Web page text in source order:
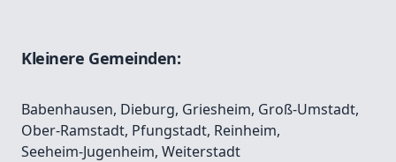
Kleinere Gemeinden:
Babenhausen, Dieburg, Griesheim, Groß-Umstadt,
Ober-Ramstadt, Pfungstadt, Reinheim,
Seeheim-Jugenheim, Weiterstadt